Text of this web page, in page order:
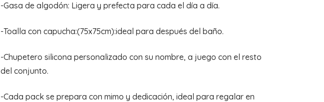
-Gasa de algodón: Ligera y prefecta para cada el día a día.
-Toalla con capucha:(75x75cm):ideal para después del baño.
-Chupetero silicona personalizado con su nombre, a juego con el resto
del conjunto.
-Cada pack se prepara con mimo y dedicación, ideal para regalar en